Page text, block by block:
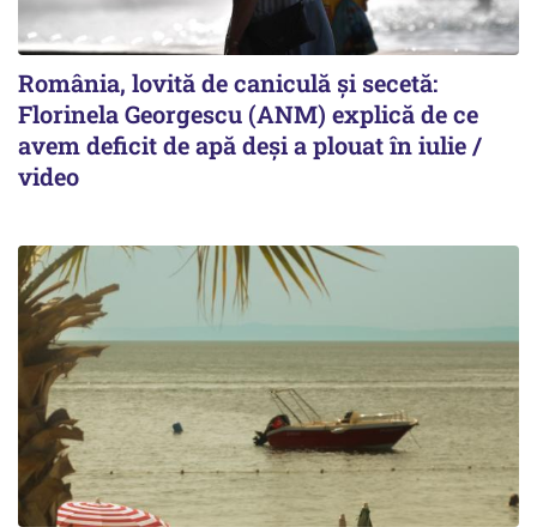
România, lovită de caniculă și secetă:
Florinela Georgescu (ANM) explică de ce
avem deficit de apă deși a plouat în iulie /
video